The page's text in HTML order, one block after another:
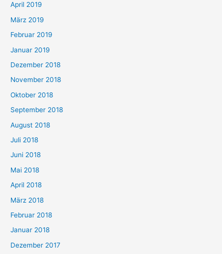
April 2019
März 2019
Februar 2019
Januar 2019
Dezember 2018
November 2018
Oktober 2018
September 2018
August 2018
Juli 2018
Juni 2018
Mai 2018
April 2018
März 2018
Februar 2018
Januar 2018
Dezember 2017